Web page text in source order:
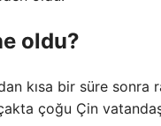
oldu?
kısa bir süre
çoğu Çin